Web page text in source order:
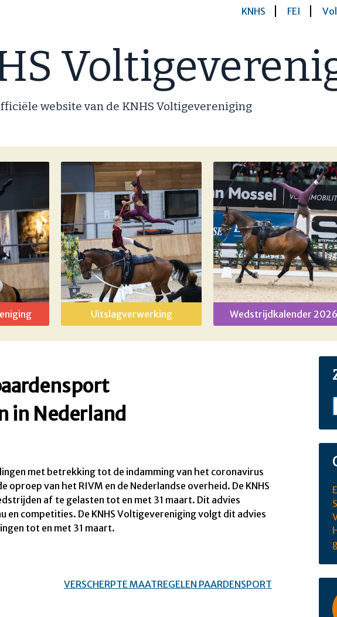
KNHS FEI
website van de KNHS Voltigevereniging
Uitslagverwerking Wedstrijdkalender 2026
in Nederland
met betrekking tot de indamming van het coronavirus
oproep van het RIVM en de Nederlandse overheid. De KNHS
af te gelasten tot en met 31 maart. Dit advies
competities. De KNHS Voltigevereniging volgt dit advies
tot en met 31 maart.
VERSCHERPTE MAATREGELEN PAARDENSPORT